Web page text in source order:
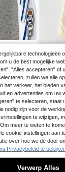
4
shirt met
elastisch
verjaard
o
e
EU
tuks/
reepte
n wit
n
le,
9 .99€
technologieën
u de best mogelijke
"Alles accepteren" of
zullen we alle
het verkeer, het bieden
en advertenties om uw
te selecteren, staat
nodig zijn voor de
te wijzigen,
meer te weten te
cookie-instellingen aan
over hoe we de door
Privacybeleid te
Verwerp Alles